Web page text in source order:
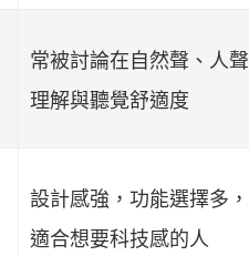
常被討論在自然聲、人聲
理解與聽覺舒適度
設計感強，功能選擇多，
適合想要科技感的人